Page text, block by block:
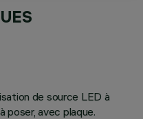
de source LED à
poser, avec plaque.